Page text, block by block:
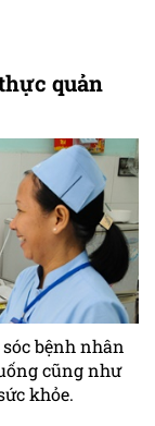
quản
bệnh nhân
cũng như
khỏe.